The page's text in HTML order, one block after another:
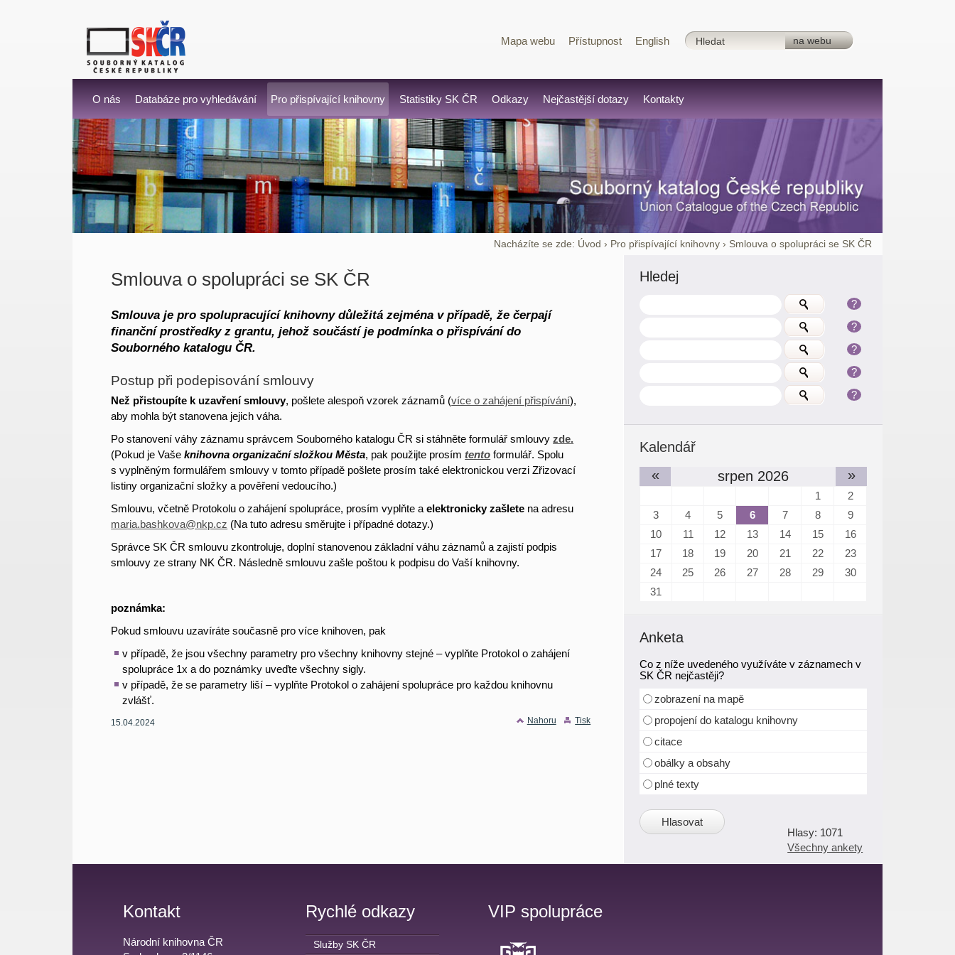
Mapa webu Přístupnost English
O nás Databáze pro vyhledávání Pro přispívající knihovny Statistiky SK ČR Odkazy Nejčastější dotazy Kontakty
Nacházíte se zde: Úvod › Pro přispívající knihovny › Smlouva o spolupráci se SK ČR
Smlouva o spolupráci se SK ČR
Smlouva je pro spolupracující knihovny důležitá zejména v případě, že čerpají
finanční prostředky z grantu, jehož součástí je podmínka o přispívání do
Souborného katalogu ČR.
Postup při podepisování smlouvy
Než přistoupíte k uzavření smlouvy, pošlete alespoňvzorek záznamů (více o zahájení přispívání),
aby mohla být stanovena jejichváha.
Po stanovení váhy záznamu správcem Souborného katalogu ČR si stáhněte formulář smlouvyzde.
(Pokud je Vašeknihovna organizační složkou Města, pak použijte prosímtento formulář. Spolu
s vyplněným formulářem smlouvy v tomto případě pošlete prosím také elektronickou verzi Zřizovací
listiny organizační složky a pověření vedoucího.)
Smlouvu, včetně Protokolu o zahájení spolupráce, prosím vyplňte aelektronicky zašlete na adresu
maria.bashkova@nkp.cz (Na tuto adresu směrujte i případné dotazy.)
Správce SK ČR smlouvu zkontroluje, doplní stanovenou základní váhu záznamů a zajistí podpis
smlouvy ze strany NK ČR. Následně smlouvu zašle poštou k podpisu do Vaší knihovny.
poznámka:
Pokud smlouvu uzavíráte současně pro více knihoven, pak
v případě, že jsou všechny parametry pro všechny knihovny stejné – vyplňte Protokol o zahájení
spolupráce 1x a do poznámky uveďte všechnysigly.
v případě, že se parametry liší – vyplňte Protokol o zahájení spolupráce pro každou knihovnu
zvlášť.
Nahoru Tisk
15.04.2024
Hledej
?
?
?
?
?
Kalendář
«
srpen 2026 »
1
2
3
4 5 6 7 8
9
10
11 12 13 14 15
16
17
18 19 20 21 22
23
24
25 26 27 28 29
30
31
Anketa
Co z níže uvedeného využíváte v záznamech v
SK ČR nejčastěji?
zobrazení na mapě
propojení do katalogu knihovny
citace
obálky a obsahy
plné texty
1071
Všechny ankety
Kontakt
Národní knihovna ČR
Rychlé odkazy
Služby SK ČR
VIP spolupráce